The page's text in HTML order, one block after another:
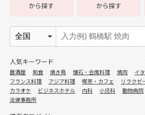
から探す
から探す
人気キーワード
居酒屋 和食 焼き鳥 懐石・会席料理 焼肉
イ
フランス料理
アジア料理 喫茶・カフェ リラクゼ
カラオケ
ビジネスホテル 内科 小児科 動物病院
法律事務所